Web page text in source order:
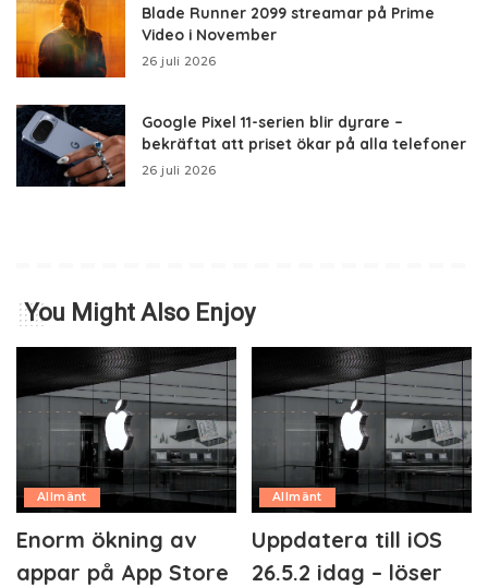
Blade Runner 2099 streamar på Prime
Video i November
26 juli 2026
Google Pixel 11-serien blir dyrare –
bekräftat att priset ökar på alla telefoner
26 juli 2026
You Might Also Enjoy
Allmänt
Enorm ökning av
appar på App Store
Allmänt
Uppdatera till iOS
26.5.2 idag – löser